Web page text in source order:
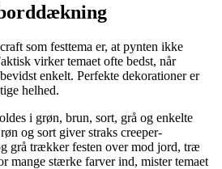
som festtema er, at pynten ikke
virker temaet ofte bedst, når
enkelt. Perfekte dekorationer er
helhed.
i grøn, brun, sort, grå og enkelte
og sort giver straks creeper-
grå trækker festen over mod jord, træ
mange stærke farver ind, mister temaet